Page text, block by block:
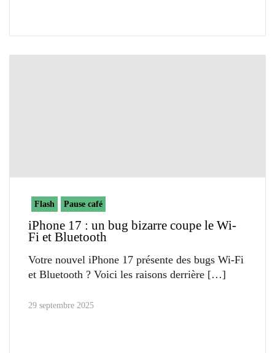
Flash Pause café
iPhone 17 : un bug bizarre coupe le Wi-
Fi et Bluetooth
Votre nouvel iPhone 17 présente des bugs Wi-Fi
et Bluetooth ? Voici les raisons derrière
29 septembre 2025